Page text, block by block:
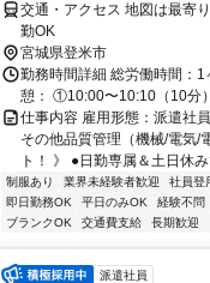
交通・アクセス 地図は最寄
勤OK
宮城県登米市
勤務時間詳細 総労働時間：
憩： ①10:00〜10:10（10分
仕事内容 雇用形態：派遣社
その他品質管理（機械/電気/
ト！ 》 ●日勤専属＆土日休
制服あり 業界未経験者歓迎 社員登
即日勤務OK
平日のみOK 経験不問
ブランクOK
交通費支給 長期歓迎
派遣社員